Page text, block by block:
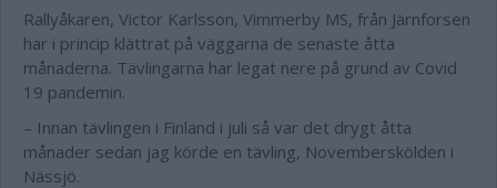
Rallyåkaren, Victor Karlsson, Vimmerby MS, från Järnforsen
har i princip klättrat på väggarna de senaste åtta
månaderna. Tävlingarna har legat nere på grund av Covid
19 pandemin.
– Innan tävlingen i Finland i juli så var det drygt åtta
månader sedan jag körde en tävling, Novemberskölden i
Nässjö.